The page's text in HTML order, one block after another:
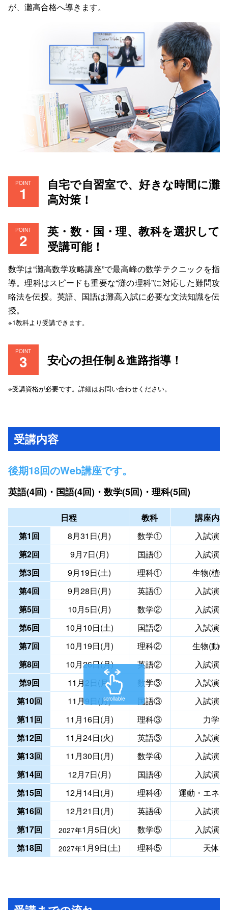
が、灘高合格へ導きます。
POINT
自宅で自習室で、好きな時間に灘
高対策！
POINT
英・数・国・理、教科を選択して
受講可能！
数学は“灘高数学攻略講座”で最高峰の数学テクニックを指
導。理科はスピードも重要な“灘の理科”に対応した難問攻
略法を伝授。英語、国語は灘高入試に必要な文法知識を伝
授。
※1教科より受講できます。
POINT
安心の担任制＆進路指導！
※受講資格が必要です。詳細はお問い合わせください。
受講内容
後期18回のWeb講座です。
英語(4回)・国語(4回)・数学(5回)・理科(5回)
日程 教科
講座内容
第1回
8月31日(月) 数学①
入試演習
第2回
9月7日(月) 国語①
入試演習
第3回
9月19日(土) 理科①
生物(植
第4回
9月28日(月) 英語①
入試演習
第5回
10月5日(月) 数学②
入試演習
第6回
10月10日(土) 国語②
入試演習
第7回
10月19日(月) 理科②
生物(動
第8回
10月26日(月) 英語②
入試演習
第9回
11月2日(月) 数学③
入試演習
第10回
11月9日(月) 国語③
入試演習
第11回
11月16日(月) 理科③
力学
第12回
11月24日(火) 英語③
入試演習
第13回
11月30日(月) 数学④
入試演習
第14回
12月7日(月) 国語④
入試演習
第15回
12月14日(月) 理科④
運動・エネ
第16回
12月21日(月) 英語④
入試演習
第17回
2027年1月5日(火) 数学⑤
入試演習
第18回
2027年1月9日(土) 理科⑤ 天体
scrollable